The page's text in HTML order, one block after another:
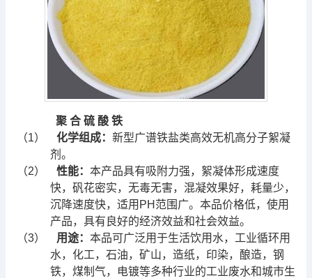
聚 合 硫 酸 铁
（1） 化学组成： 新型广谱铁盐类高效无机高分子絮凝
剂。
（2） 性能： 本产品具有吸附力强，絮凝体形成速度
快，矾花密实，无毒无害，混凝效果好，耗量少，
沉降速度快，适用PH范围广。本品价格低，使用
产品，具有良好的经济效益和社会效益。
（3） 用途： 本品可广泛用于生活饮用水，工业循环用
水，化工，石油，矿山，造纸，印染，酿造，钢
铁，煤制气，电镀等多种行业的工业废水和城市生